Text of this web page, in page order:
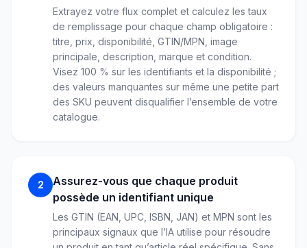
Extrayez votre flux complet et calculez les taux
de remplissage pour chaque champ obligatoire :
titre, prix, disponibilité, GTIN/MPN, image
principale, description, marque et condition.
Visez 100 % sur les identifiants et la disponibilité ;
des valeurs manquantes sur même une petite part
des SKU peuvent disqualifier l’ensemble de votre
catalogue.
2
Assurez-vous que chaque produit
possède un identifiant unique
Les GTIN (EAN, UPC, ISBN, JAN) et MPN sont les
principaux signaux que l’IA utilise pour résoudre